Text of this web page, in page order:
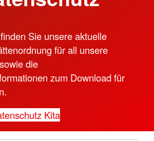
Sie unsere aktuelle
für all unsere
die
zum Download für
Kita